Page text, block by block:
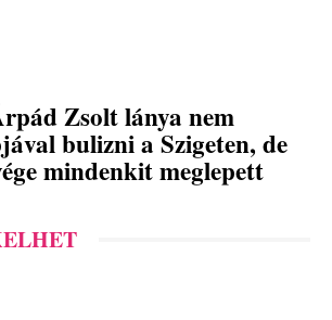
Zsolt lánya nem
bulizni a Szigeten, de
mindenkit meglepett